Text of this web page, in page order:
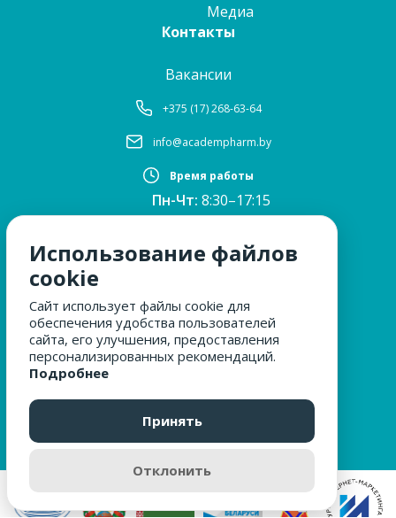
Медиа
Контакты
Вакансии
+375 (17) 268-63-64
info@academpharm.by
Время работы
Пн-Чт: 8:30–17:15
ПТ:8:30–16:00
12:30–13:00
Сб, Вс:выходные
МЫ ЗА БЕЗОПАСНОСТЬ
ОБРАЩЕНИЯ ГРАЖДАН
Использование файлов
cookie
Сайт использует файлы cookie для
обеспечения удобства пользователей
сайта, его улучшения, предоставления
персонализированных рекомендаций.
Подробнее
Принять
Отклонить